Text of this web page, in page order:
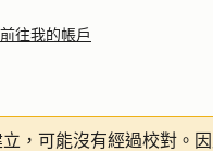
前往我的帳戶
，可能沒有經過校對。